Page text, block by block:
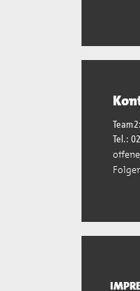
Tel.: